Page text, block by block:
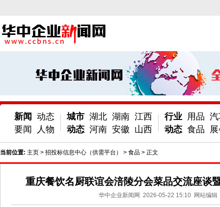
新闻
要闻
动态
人物
城市
动态
湖北 湖南 江西
河南 安徽 山西
行业
动态
用品
食品
当前位置: 主页 > 招投标信息中心（供需平台） > 食品 > 正文
重庆餐饮名厨联谊会涪陵分会菜品交流座谈
华中企业新闻网 2026-05-22 15:10 网站编辑